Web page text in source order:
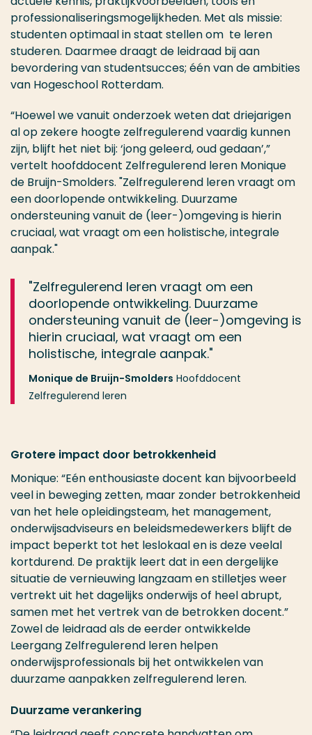
professionaliseringsmogelijkheden. Met als missie:
studenten optimaal in staat stellen om te leren
studeren. Daarmee draagt de leidraad bij aan
bevordering van studentsucces; één van de ambities
van Hogeschool Rotterdam.
“Hoewel we vanuit onderzoek weten dat driejarigen
al op zekere hoogte zelfregulerend vaardig kunnen
zijn, blijft het niet bij: ‘jong geleerd, oud gedaan’,”
vertelt hoofddocent Zelfregulerend leren Monique
de Bruijn-Smolders. "Zelfregulerend leren vraagt om
een doorlopende ontwikkeling. Duurzame
ondersteuning vanuit de (leer-)omgeving is hierin
cruciaal, wat vraagt om een holistische, integrale
aanpak."
"Zelfregulerend leren vraagt om een
doorlopende ontwikkeling. Duurzame
ondersteuning vanuit de (leer-)omgeving is
hierin cruciaal, wat vraagt om een
holistische, integrale aanpak."
Monique de Bruijn-Smolders Hoofddocent
Zelfregulerend leren
Grotere impact door betrokkenheid
Monique: “Eén enthousiaste docent kan bijvoorbeeld
veel in beweging zetten, maar zonder betrokkenheid
van het hele opleidingsteam, het management,
onderwijsadviseurs en beleidsmedewerkers blijft de
impact beperkt tot het leslokaal en is deze veelal
kortdurend. De praktijk leert dat in een dergelijke
situatie de vernieuwing langzaam en stilletjes weer
vertrekt uit het dagelijks onderwijs of heel abrupt,
samen met het vertrek van de betrokken docent.”
Zowel de leidraad als de eerder ontwikkelde
Leergang Zelfregulerend leren helpen
onderwijsprofessionals bij het ontwikkelen van
duurzame aanpakken zelfregulerend leren.
Duurzame verankering